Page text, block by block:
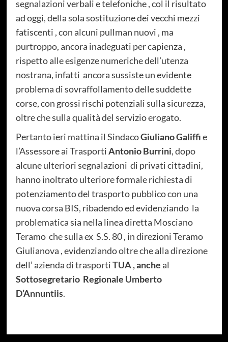
segnalazioni verbali e telefoniche , col il risultato
ad oggi, della sola sostituzione dei vecchi mezzi
fatiscenti , con alcuni pullman nuovi , ma
purtroppo, ancora inadeguati per capienza ,
rispetto alle esigenze numeriche dell’utenza
nostrana, infatti ancora sussiste un evidente
problema di sovraffollamento delle suddette
corse, con grossi rischi potenziali sulla sicurezza,
oltre che sulla qualità del servizio erogato.
Pertanto ieri mattina il SindacoGiuliano Galiffie
l’Assessore ai TrasportiAntonio Burrini, dopo
alcune ulteriori segnalazioni di privati cittadini,
hanno inoltrato ulteriore formale richiesta di
potenziamento del trasporto pubblico con una
nuova corsa BIS, ribadendo ed evidenziando la
problematica sia nella linea diretta Mosciano
Teramo che sulla ex S.S. 80 , in direzioni Teramo
Giulianova , evidenziando oltre che alla direzione
dell’ azienda di trasportiTUA , ancheal
Sottosegretario Regionale Umberto
D’Annuntiis.